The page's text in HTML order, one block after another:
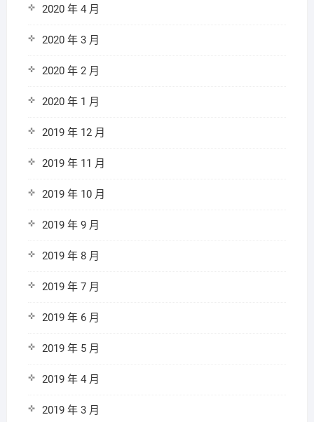
2020 年 4 月
2020 年 3 月
2020 年 2 月
2020 年 1 月
2019 年 12 月
2019 年 11 月
2019 年 10 月
2019 年 9 月
2019 年 8 月
2019 年 7 月
2019 年 6 月
2019 年 5 月
2019 年 4 月
2019 年 3 月